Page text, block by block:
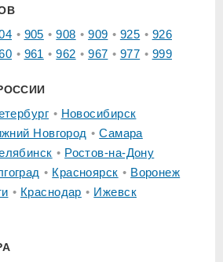
905 908 909 925
926
961 962 967 977 999
Новосибирск
Новгород
Самара
Ростов-на-Дону
Красноярск
Воронеж
Краснодар
Ижевск